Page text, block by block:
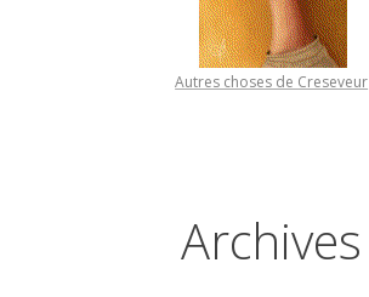
Autres choses de Creseveur
Archives